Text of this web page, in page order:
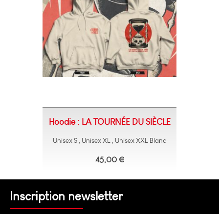
Hoodie : LA TOURNÉE DU SIÈCLE
Unisex S , Unisex XL , Unisex XXL Blanc
45,00 €
Inscription newsletter